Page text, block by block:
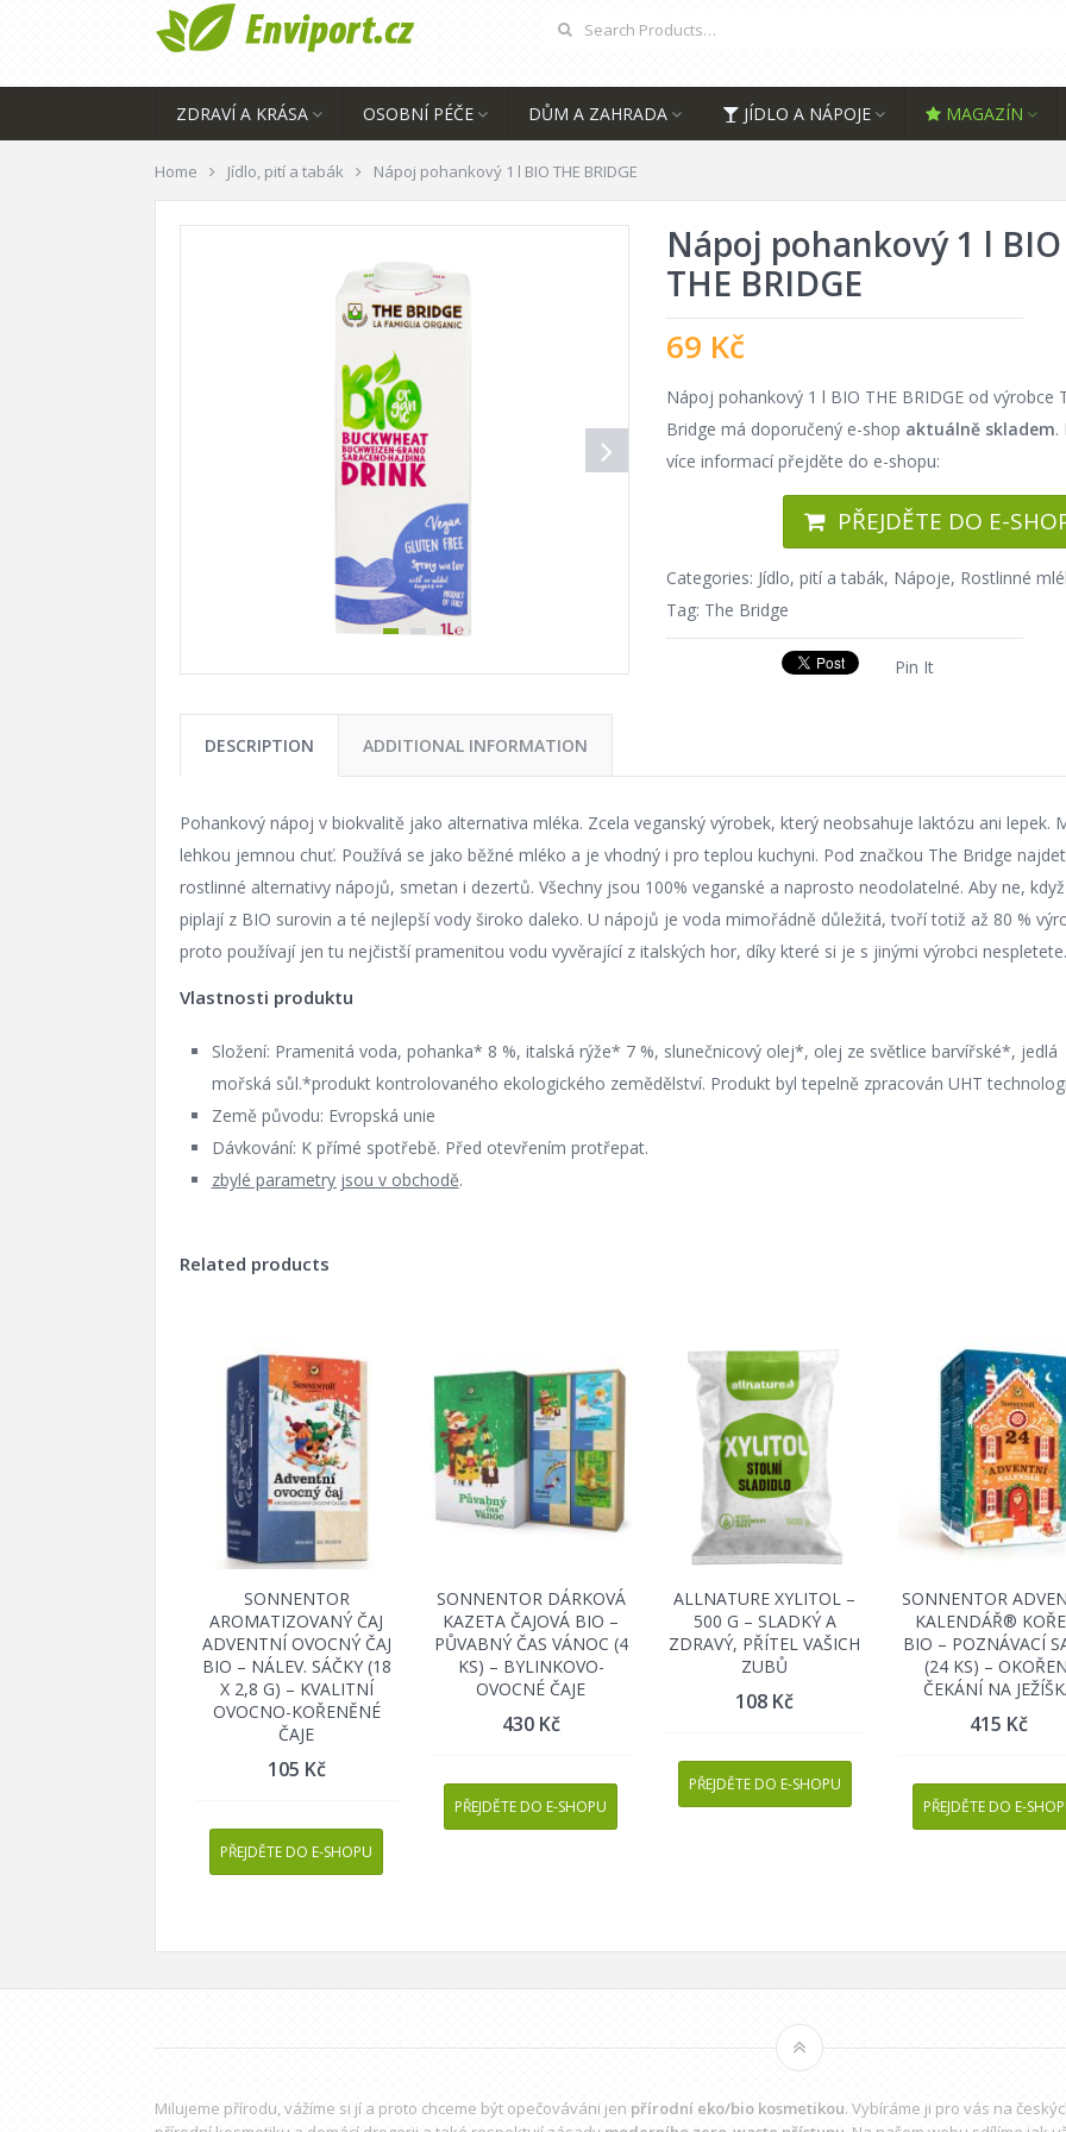
ZDRAVÍ A KRÁSA OSOBNÍ PÉČE DŮM A ZAHRADA JÍDLO A NÁPOJE MAGAZÍN
Home Jídlo, pití a tabák Nápoj pohankový 1 l BIO THE BRIDGE
Nápoj pohankový 1 l BIO
THE BRIDGE
69 Kč
Nápoj pohankový 1 l BIO THE BRIDGE od výrobce
Bridge má doporučený e-shop aktuálně skladem.
více informací přejděte do e-shopu:
PŘEJDĚTE DO E-
Categories: Jídlo, pití a tabák, Nápoje, Rostlinné
Tag: The Bridge
Pin It
DESCRIPTION ADDITIONAL INFORMATION
Pohankový nápoj v biokvalitě jako alternativa mléka. Zcela veganský výrobek, který neobsahuje laktózu ani lepek.
lehkou jemnou chuť. Používá se jako běžné mléko a je vhodný i pro teplou kuchyni. Pod značkou The Bridge
rostlinné alternativy nápojů, smetan i dezertů. Všechny jsou 100% veganské a naprosto neodolatelné. Aby ne,
piplají z BIO surovin a té nejlepší vody široko daleko. U nápojů je voda mimořádně důležitá, tvoří totiž až 80 %
proto používají jen tu nejčistší pramenitou vodu vyvěrající z italských hor, díky které si je s jinými výrobci nespletete.
Vlastnosti produktu
Složení: Pramenitá voda, pohanka* 8 %, italská rýže* 7 %, slunečnicový olej*, olej ze světlice barvířské*, jedlá
mořská sůl.*produkt kontrolovaného ekologického zemědělství. Produkt byl tepelně zpracován UHT
Země původu: Evropská unie
Dávkování: K přímé spotřebě. Před otevřením protřepat.
zbylé parametry jsou v obchodě.
Related products
SONNENTOR
AROMATIZOVANÝ ČAJ
ADVENTNÍ OVOCNÝ ČAJ
BIO – NÁLEV. SÁČKY (18
X 2,8 G) – KVALITNÍ
OVOCNO-KOŘENĚNÉ
ČAJE
105 Kč
PŘEJDĚTE DO E-SHOPU
SONNENTOR DÁRKOVÁ
KAZETA ČAJOVÁ BIO –
PŮVABNÝ ČAS VÁNOC (4
KS) – BYLINKOVO-
OVOCNÉ ČAJE
430 Kč
PŘEJDĚTE DO E-SHOPU
ALLNATURE XYLITOL –
500 G – SLADKÝ A
ZDRAVÝ, PŘÍTEL VAŠICH
ZUBŮ
108 Kč
PŘEJDĚTE DO E-SHOPU
SONNENTOR
KALENDÁŘ®
BIO – POZNÁVACÍ
(24 KS) –
ČEKÁNÍ NA
415 Kč
PŘEJDĚTE DO E-
Milujeme přírodu, vážíme si jí a proto chceme být opečováváni jen přírodní eko/bio kosmetikou. Vybíráme ji pro vás na